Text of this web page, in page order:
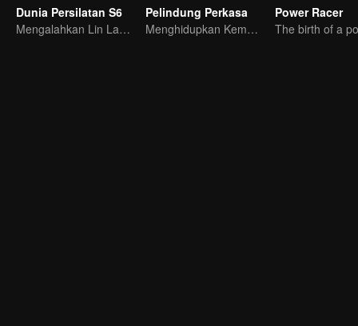
Dunia Persilatan S6
Mengalahkan Lin Langtian, meraih gelar juara.
Pelindung Perkasa
Menghidupkan Kembali Legenda Sui-Tang!
Power Racer